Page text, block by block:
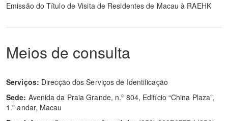
Emissão do Título de Visita de Residentes de Macau à RAEHK
Meios de consulta
Serviços: Direcção dos Serviços de Identificação
Sede: Avenida da Praia Grande, n.º 804, Edifício “China Plaza”,
1.º andar, Macau